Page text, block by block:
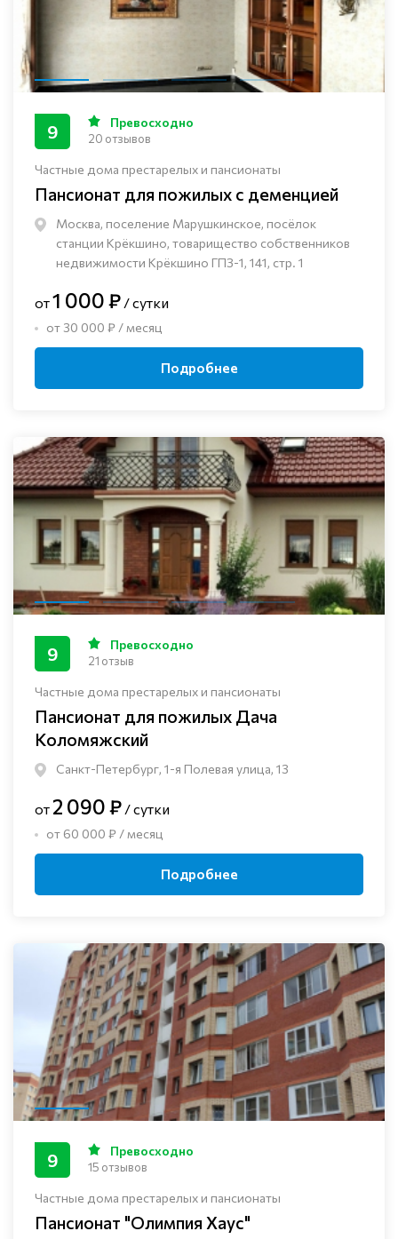
Частные дома престарелых и пансионаты
Пансионат для пожилых с деменцией
Москва, поселение Марушкинское, посёлок
станции Крёкшино, товарищество собственников
недвижимости Крёкшино ГПЗ-1, 141, стр. 1
9 Превосходно
20 отзывов
от1 000 ₽ / сутки
от 30 000 ₽ / месяц
Подробнее
Частные дома престарелых и пансионаты
Пансионат для пожилых Дача
Коломяжский
Санкт-Петербург, 1-я Полевая улица, 13
9 Превосходно
21 отзыв
от 2 090 ₽ / сутки
от 60 000 ₽ / месяц
Подробнее
Частные дома престарелых и пансионаты
Пансионат "Олимпия Хаус"
9 Превосходно
15 отзывов